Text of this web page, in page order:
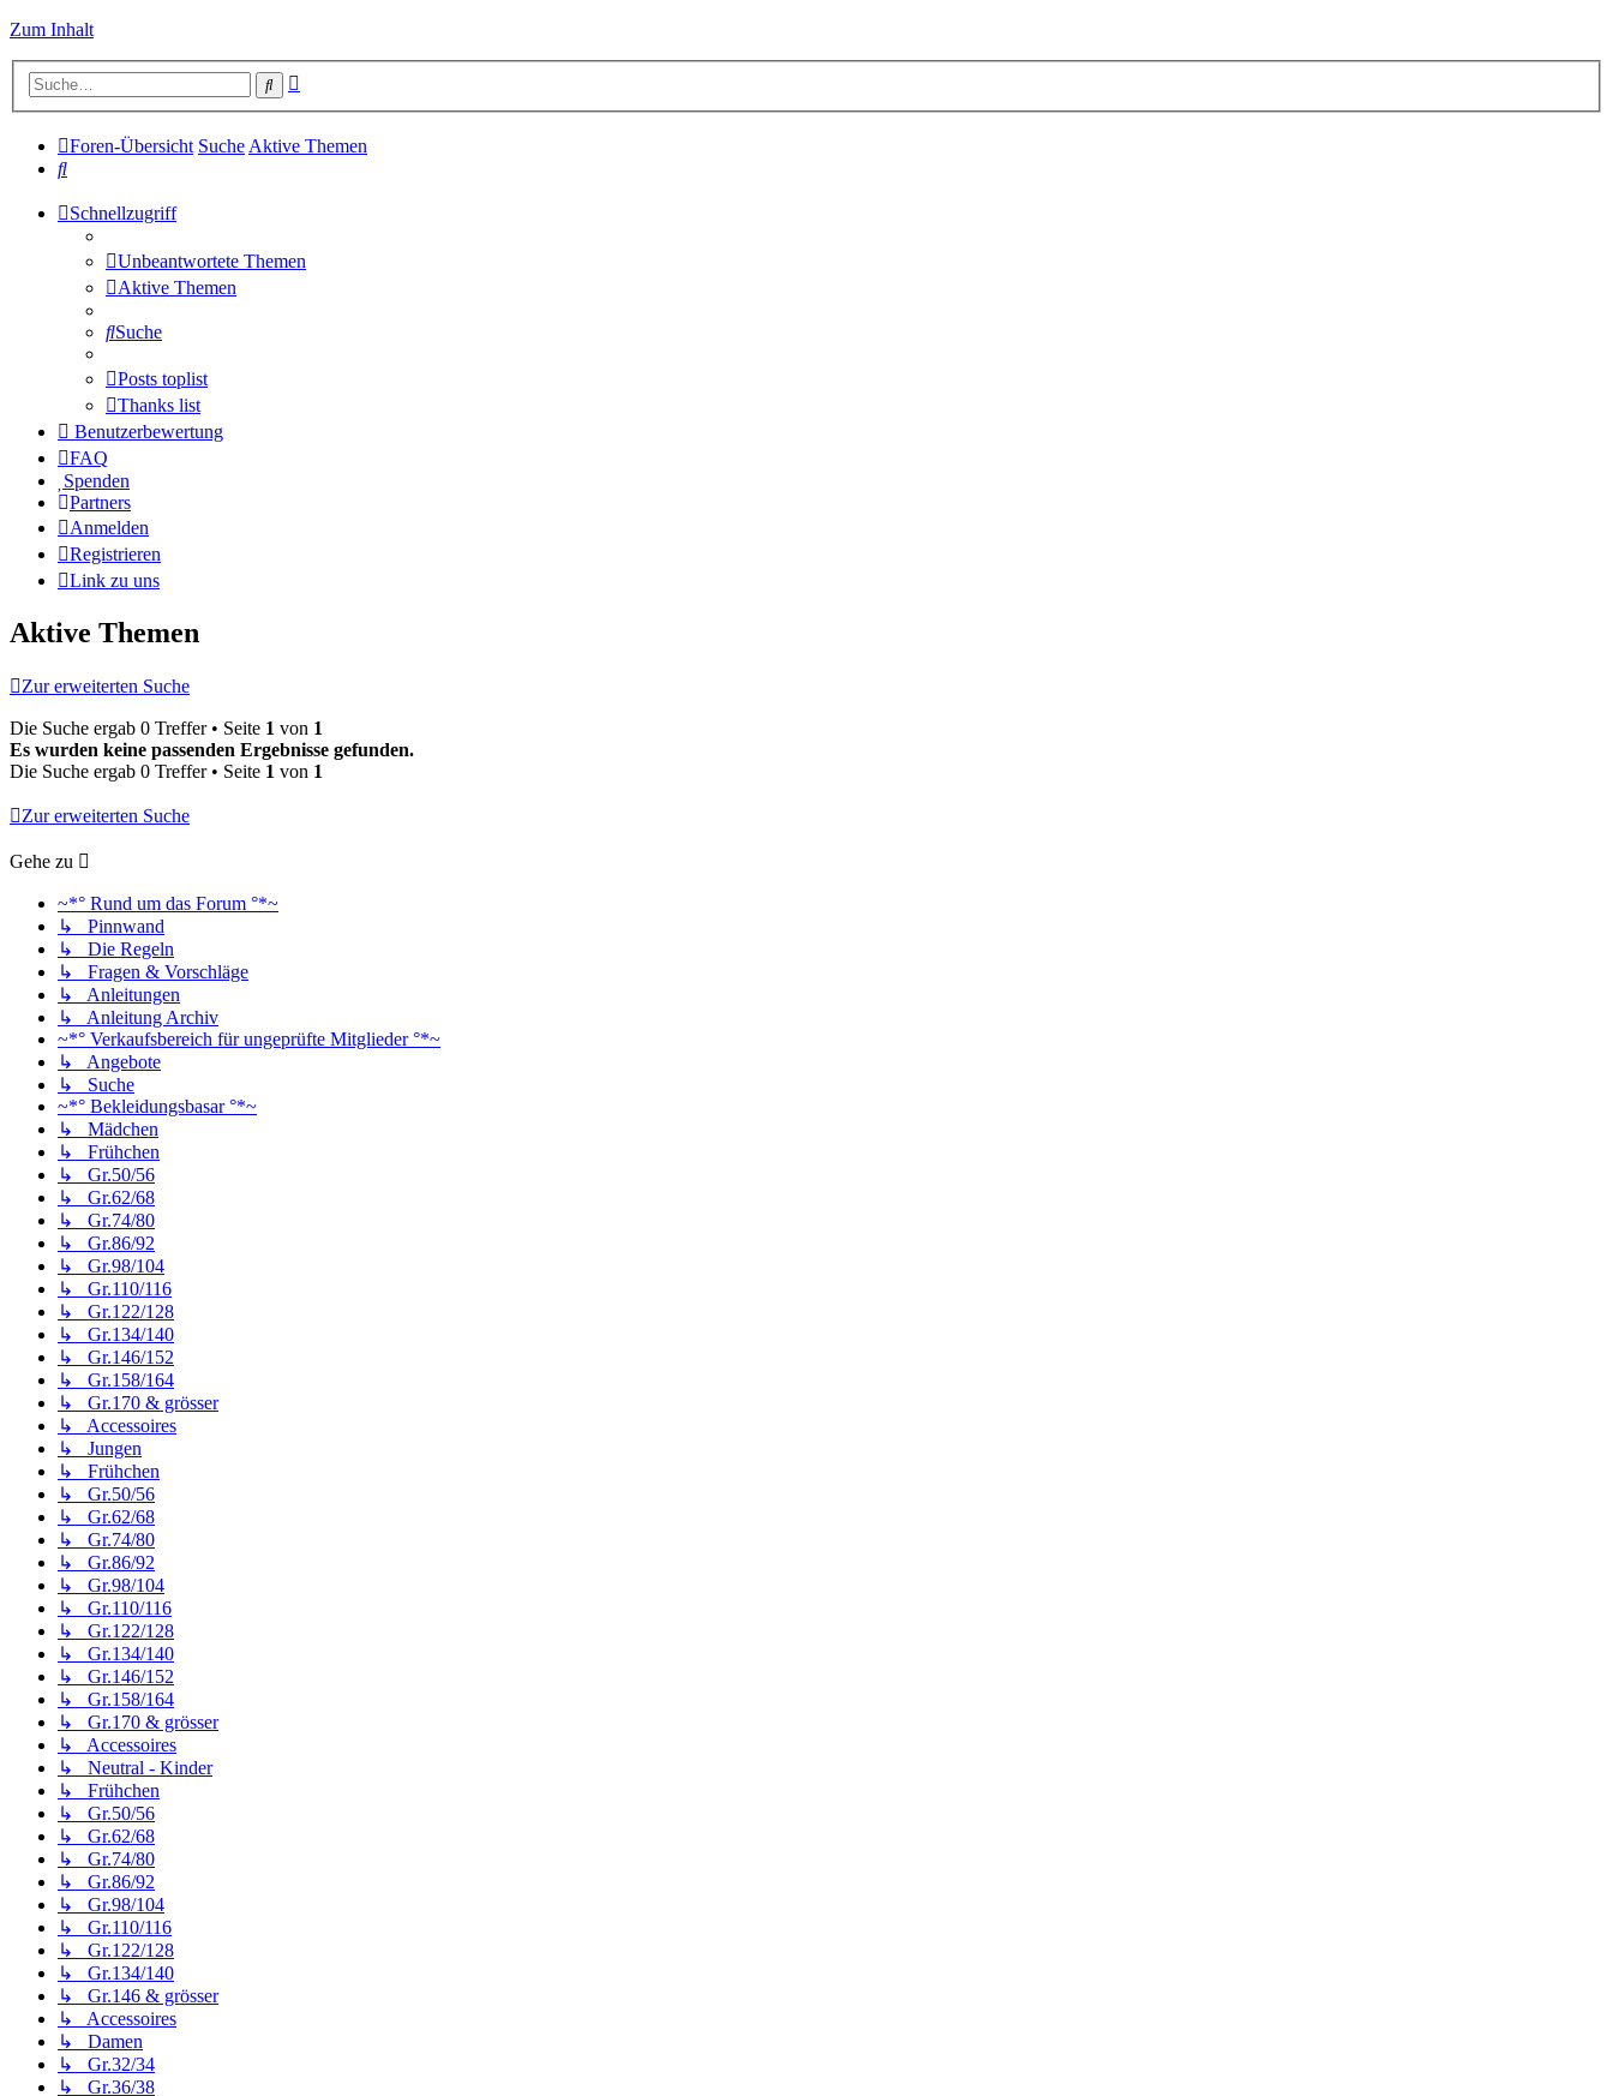
Zum Inhalt
Suche
Foren-Übersicht Suche Aktive Themen
Suche
Schnellzugriff
Unbeantwortete Themen
Aktive Themen
Suche
Posts toplist
Thanks list
Benutzerbewertung
FAQ
Spenden
Partners
Anmelden
Registrieren
Link zu uns
Aktive Themen
Zur erweiterten Suche
Die Suche ergab 0 Treffer • Seite 1 von 1
Es wurden keine passenden Ergebnisse gefunden.
Die Suche ergab 0 Treffer • Seite 1 von 1
Zur erweiterten Suche
Gehe zu
~*° Rund um das Forum °*~
↳ Pinnwand
↳ Die Regeln
↳ Fragen & Vorschläge
↳ Anleitungen
↳ Anleitung Archiv
~*° Verkaufsbereich für ungeprüfte Mitglieder °*~
↳ Angebote
↳ Suche
~*° Bekleidungsbasar °*~
↳ Mädchen
↳ Frühchen
↳ Gr.50/56
↳ Gr.62/68
↳ Gr.74/80
↳ Gr.86/92
↳ Gr.98/104
↳ Gr.110/116
↳ Gr.122/128
↳ Gr.134/140
↳ Gr.146/152
↳ Gr.158/164
↳ Gr.170 & grösser
↳ Accessoires
↳ Jungen
↳ Frühchen
↳ Gr.50/56
↳ Gr.62/68
↳ Gr.74/80
↳ Gr.86/92
↳ Gr.98/104
↳ Gr.110/116
↳ Gr.122/128
↳ Gr.134/140
↳ Gr.146/152
↳ Gr.158/164
↳ Gr.170 & grösser
↳ Accessoires
↳ Neutral - Kinder
↳ Frühchen
↳ Gr.50/56
↳ Gr.62/68
↳ Gr.74/80
↳ Gr.86/92
↳ Gr.98/104
↳ Gr.110/116
↳ Gr.122/128
↳ Gr.134/140
↳ Gr.146 & grösser
↳ Accessoires
↳ Damen
↳ Gr.32/34
↳ Gr.36/38